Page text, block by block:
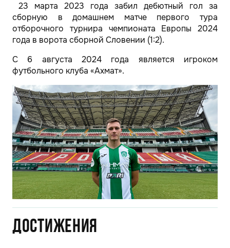
23 марта 2023 года забил дебютный гол за
сборную в домашнем матче первого тура
отборочного турнира чемпионата Европы 2024
года в ворота сборной Словении (1:2).
С 6 августа 2024 года является игроком
футбольного клуба «Ахмат».
Достижения